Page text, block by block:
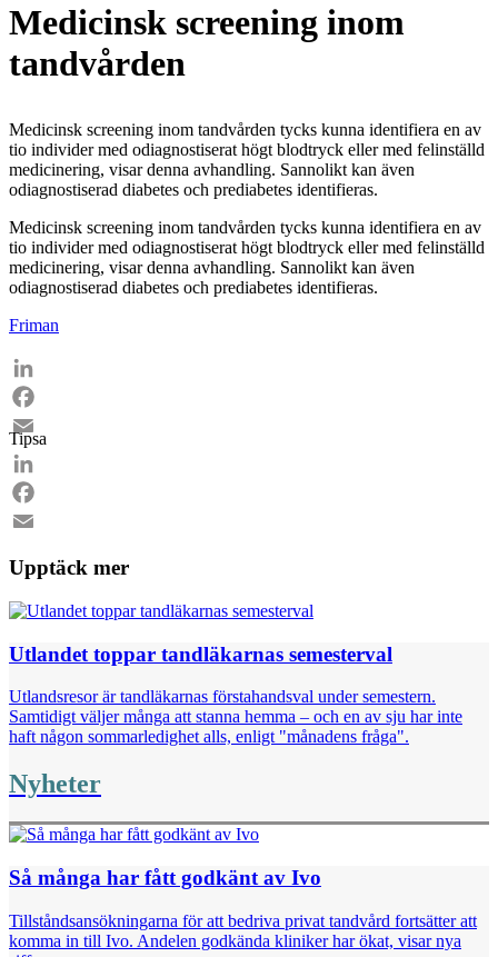
Medicinsk screening inom
tandvården
Medicinsk screening inom tandvården tycks kunna identifiera en av
tio individer med odiagnostiserat högt blodtryck eller med felinställd
medicinering, visar denna avhandling. Sannolikt kan även
odiagnostiserad diabetes och prediabetes identifieras.
Medicinsk screening inom tandvården tycks kunna identifiera en av
tio individer med odiagnostiserat högt blodtryck eller med felinställd
medicinering, visar denna avhandling. Sannolikt kan även
odiagnostiserad diabetes och prediabetes identifieras.
Friman
LinkedIn
Facebook
Email
Tipsa
LinkedIn
Facebook
Upptäck mer
Utlandet toppar tandläkarnas semesterval
Utlandsresor är tandläkarnas förstahandsval under semestern.
Samtidigt väljer många att stanna hemma – och en av sju har inte
haft någon sommarledighet alls, enligt "månadens fråga".
Nyheter
Så många har fått godkänt av Ivo
Tillståndsansökningarna för att bedriva privat tandvård fortsätter att
komma in till Ivo. Andelen godkända kliniker har ökat, visar nya